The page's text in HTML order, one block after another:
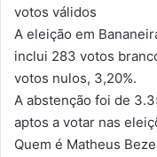
votos válidos
A eleição em
inclui 283 votos
votos nulos, 3,20%.
A abstenção foi de
aptos a votar nas
Quem é Matheus